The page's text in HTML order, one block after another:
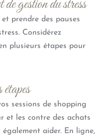
gestion du stress
prendre des pauses
Considérez
plusieurs étapes pour
sessions de shopping
et les contre des achats
aider. En ligne,